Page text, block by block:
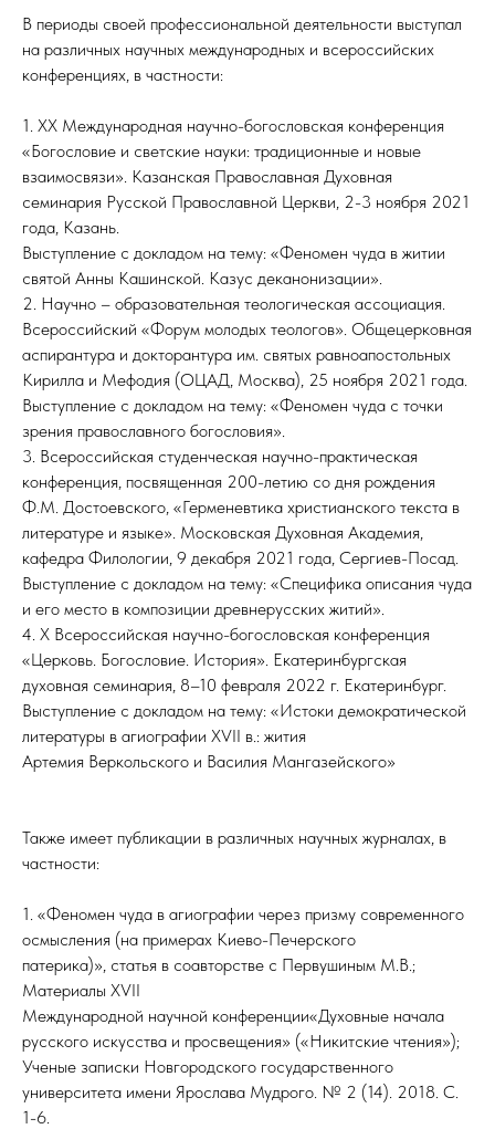
В периоды своей профессиональной деятельности выступал
на различных научных международных и всероссийских
конференциях, в частности:
1. XX Международная научно-богословская конференция
«Богословие и светские науки: традиционные и новые
взаимосвязи». Казанская Православная Духовная
семинария Русской Православной Церкви, 2-3 ноября 2021
года, Казань.
Выступление с докладом на тему: «Феномен чуда в житии
святой Анны Кашинской. Казус деканонизации».
2. Научно – образовательная теологическая ассоциация.
Всероссийский «Форум молодых теологов». Общецерковная
аспирантура и докторантура им. святых равноапостольных
Кирилла и Мефодия (ОЦАД, Москва), 25 ноября 2021 года.
Выступление с докладом на тему: «Феномен чуда с точки
зрения православного богословия».
3. Всероссийская студенческая научно-практическая
конференция, посвященная 200-летию со дня рождения
Ф.М. Достоевского, «Герменевтика христианского текста в
литературе и языке». Московская Духовная Академия,
кафедра Филологии, 9 декабря 2021 года, Сергиев-Посад.
Выступление с докладом на тему: «Специфика описания чуда
и его место в композиции древнерусских житий».
4. X Всероссийская научно-богословская конференция
«Церковь. Богословие. История». Екатеринбургская
духовная семинария, 8–10 февраля 2022 г. Екатеринбург.
Выступление с докладом на тему: «Истоки демократической
литературы в агиографии XVII в.: жития
Артемия Веркольского и Василия Мангазейского»
Также имеет публикации в различных научных журналах, в
частности:
1. «Феномен чуда в агиографии через призму современного
осмысления (на примерах Киево-Печерского
патерика)», статья в соавторстве с Первушиным М.В.;
Материалы XVII
Международной научной конференции«Духовные начала
русского искусства и просвещения» («Никитские чтения»);
Ученые записки Новгородского государственного
университета имени Ярослава Мудрого. № 2 (14). 2018. С.
1-6.